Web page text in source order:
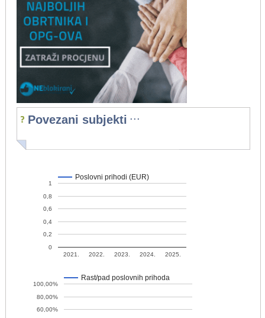
Povezani subjekti ...
Poslovni prihodi (EUR)
2021. 2022. 2023. 2024. 2025.
0
0,2
0,4
0,6
0,8
1
Rast/pad poslovnih prihoda
60,00%
80,00%
100,00%